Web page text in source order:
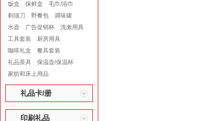
饭盒、保鲜盒
毛巾/浴巾
剃须刀
野餐包
调味罐
水壶
广告促销杯
洗漱用具
工具套装
厨房用具
咖啡礼盒
餐具套装
礼品茶具
保温壶/保温杯
家纺和床上用品
礼品卡/册
印刷礼品